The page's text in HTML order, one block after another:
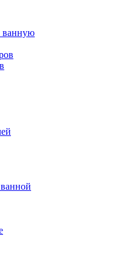
ванную